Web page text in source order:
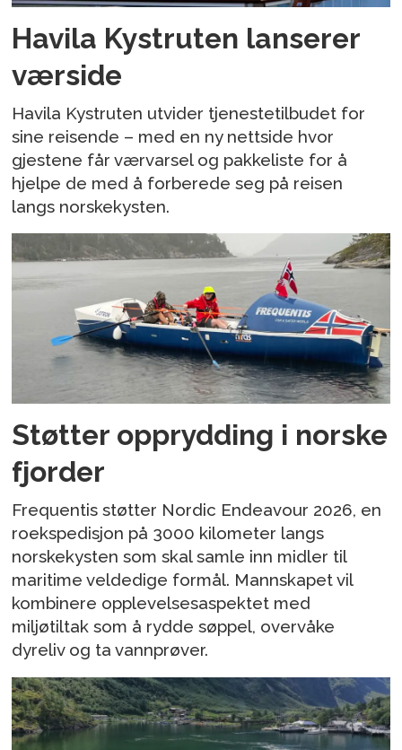
Havila Kystruten lanserer
værside
Havila Kystruten utvider tjenestetilbudet for
sine reisende – med en ny nettside hvor
gjestene får værvarsel og pakkeliste for å
hjelpe de med å forberede seg på reisen
langs norskekysten.
Støtter opprydding i norske
fjorder
Frequentis støtter Nordic Endeavour 2026, en
roekspedisjon på 3000 kilometer langs
norskekysten som skal samle inn midler til
maritime veldedige formål. Mannskapet vil
kombinere opplevelsesaspektet med
miljøtiltak som å rydde søppel, overvåke
dyreliv og ta vannprøver.